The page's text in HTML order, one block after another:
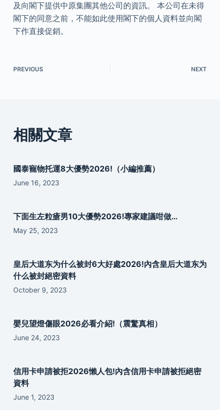
及向閣下提供中原集團其他公司的資訊。 本公司在未得
閣下的同意之前，不能如此使用閣下的個人資料並向閣
下作直接促銷。
PREVIOUS NEXT
相關文章
國泰寵物托運8大優勢2026!（小編推薦）
June 16, 2023
下面生左粒瘡男10大優勢2026!專家建議咁做…
May 25, 2023
皇后大道东为什么被封6大好處2026!內含皇后大道东为
什么被封絕密資料
October 9, 2023
嬰兒望燈傷眼2026必看介紹!（震驚真相）
June 24, 2023
信用卡申請被拒2026懶人包!內含信用卡申請被拒絕密
資料
June 1, 2023